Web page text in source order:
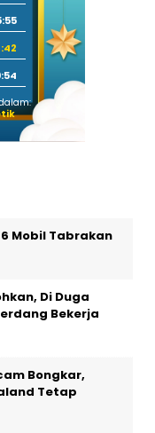
Mobil Tabrakan
Di Duga
Bekerja
Bongkar,
Tetap